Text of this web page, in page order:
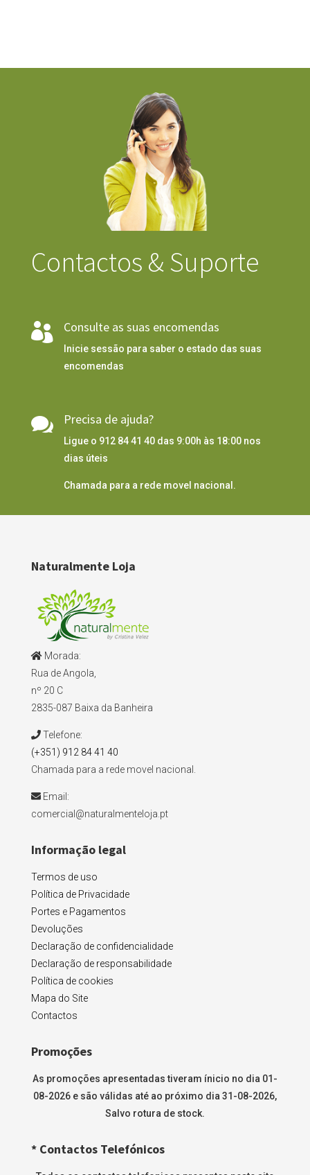
Contactos & Suporte
 Consulte as suas encomendas
Inicie sessão para saber o estado das suas
encomendas
 Precisa de ajuda?
Ligue o 912 84 41 40 das 9:00h às 18:00 nos
dias úteis
Chamada para a rede movel nacional.
Naturalmente Loja
Morada:
Rua de Angola,
nº 20 C
2835-087 Baixa da Banheira
Telefone:
(+351) 912 84 41 40
Chamada para a rede movel nacional.
Email:
comercial@naturalmenteloja.pt
Informação legal
Termos de uso
Política de Privacidade
Portes e Pagamentos
Devoluções
Declaração de confidencialidade
Declaração de responsabilidade
Política de cookies
Mapa do Site
Contactos
Promoções
As promoções apresentadas tiveram ínicio no dia 01-
08-2026 e são válidas até ao próximo dia 31-08-2026,
Salvo rotura de stock.
* Contactos Telefónicos